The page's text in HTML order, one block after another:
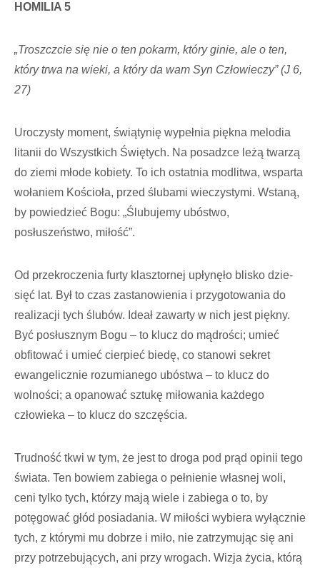
HOMILIA 5
„Troszczcie się nie o ten pokarm, który ginie, ale o ten,
który trwa na wieki, a który da wam Syn Człowieczy” (J 6,
27)
Uroczysty moment, świątynię wypełnia piękna melodia
litanii do Wszystkich Świętych. Na posadzce leżą twa­rzą
do ziemi młode kobiety. To ich ostatnia modlitwa, wsparta
wołaniem Kościoła, przed ślubami wieczysty­mi. Wstaną,
by powiedzieć Bo­gu: „Ślubujemy ubóstwo,
posłuszeństwo, miłość”.
Od przekroczenia furty kla­sztornej upłynęło blisko dzie­
sięć lat. Był to czas zastanowie­nia i przygotowania do
realizacji tych ślubów. Ideał zawarty w nich jest piękny.
Być posłusz­nym Bogu – to klucz do mądro­ści; umieć
obfitować i umieć cierpieć biedę, co stanowi se­kret
ewangelicznie rozumianego ubóstwa – to klucz do
wolności; a opanować sztukę miłowania każdego
człowieka – to klucz do szczęścia.
Trudność tkwi w tym, że jest to droga pod prąd opinii tego
świata. Ten bowiem zabiega o pełnienie własnej woli,
ceni tyl­ko tych, którzy mają wiele i za­biega o to, by
potęgować głód posiadania. W miłości wybiera wyłącznie
tych, z którymi mu dobrze i miło, nie zatrzymując się ani
przy potrzebujących, ani przy wrogach. Wizja życia, którą